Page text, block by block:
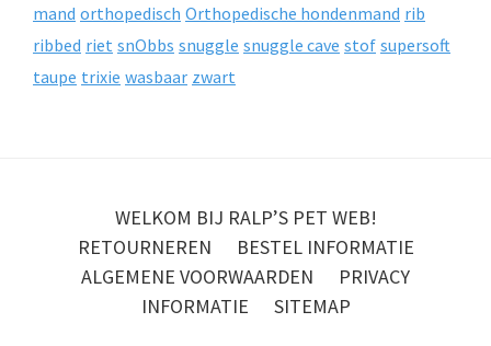
mand orthopedisch Orthopedische hondenmand rib
ribbed riet snObbs snuggle snuggle cave stof supersoft
taupe trixie wasbaar zwart
WELKOM BIJ RALP’S PET WEB!
RETOURNEREN
BESTEL INFORMATIE
ALGEMENE VOORWAARDEN
PRIVACY
INFORMATIE
SITEMAP